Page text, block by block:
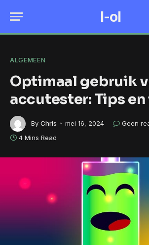
I-ol
ALGEMEEN
Optimaal gebruik
accutester: Tips
By Chris mei 16, 2024
Geen
4 Mins Read